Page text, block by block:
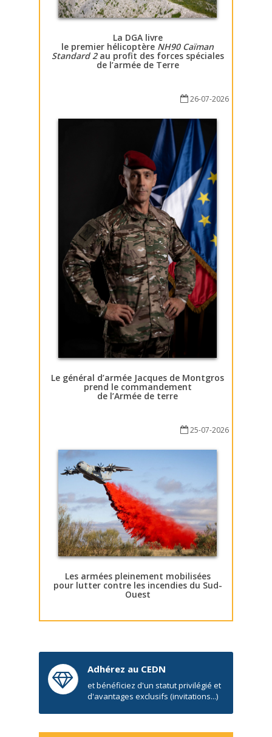
La DGA livre
le premier hélicoptère NH90 Caïman
Standard 2au profit des forces spéciales
de l’armée de Terre
26-07-2026
Le général d’armée Jacques de Montgros
prend le commandement
de l’Armée de terre
25-07-2026
Les armées pleinement mobilisées
pour lutter contre les incendies du Sud-
Ouest
Adhérez au CEDN
et bénéficiez d'un statut privilégié et
d'avantages exclusifs (invitations...)